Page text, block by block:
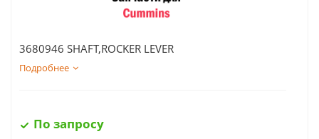
3680946 SHAFT,ROCKER LEVER
Подробнее
По запросу